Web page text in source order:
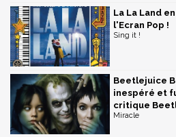
La La Land
l'Ecran Pop !
Sing it !
Beetlejuice
inespéré et
critique
Miracle